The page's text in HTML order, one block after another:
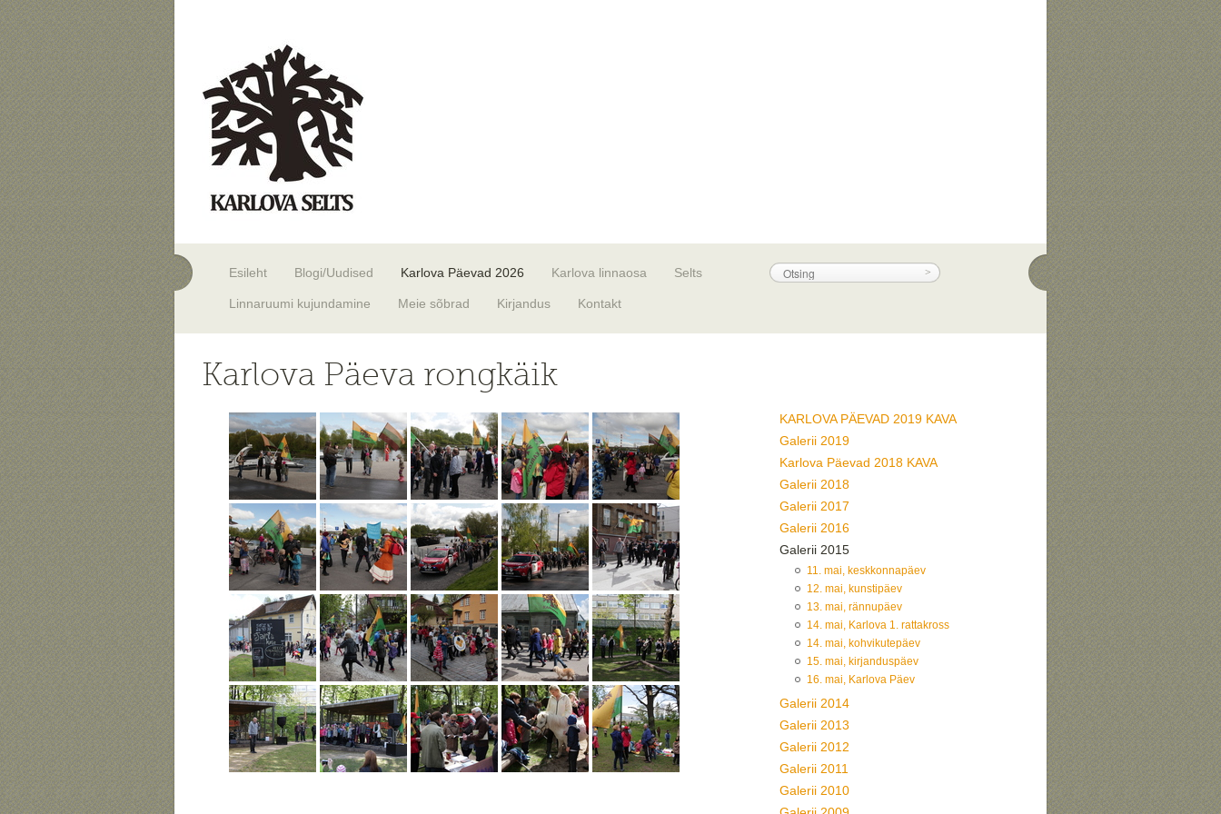
Esileht Blogi/Uudised Karlova Päevad 2026 Karlova linnaosa Selts
Linnaruumi kujundamine Meie sõbrad Kirjandus Kontakt
Karlova Päeva rongkäik
KARLOVA PÄEVAD 2019 KAVA
Galerii 2019
Karlova Päevad 2018 KAVA
Galerii 2018
Galerii 2017
Galerii 2016
Galerii 2015
11. mai, keskkonnapäev
12. mai, kunstipäev
13. mai, rännupäev
14. mai, Karlova 1. rattakross
14. mai, kohvikutepäev
15. mai, kirjanduspäev
16. mai, Karlova Päev
Galerii 2014
Galerii 2013
Galerii 2012
Galerii 2011
Galerii 2010